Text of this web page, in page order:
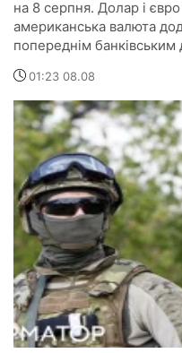
на 8 серпня. Долар і
американська валюта
попереднім банківським
01:23 08.08